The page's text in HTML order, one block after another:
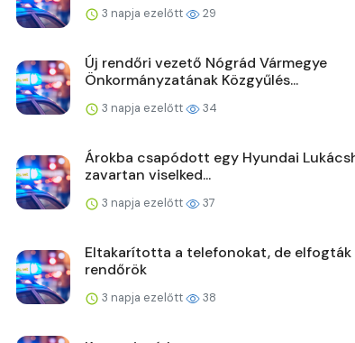
3 napja ezelőtt 29
Új rendőri vezető Nógrád Vármegye
Önkormányzatának Közgyűlés...
3 napja ezelőtt 34
Árokba csapódott egy Hyundai
zavartan viselked...
3 napja ezelőtt 37
Eltakarította a telefonokat, de elfogták
rendőrök
3 napja ezelőtt 38